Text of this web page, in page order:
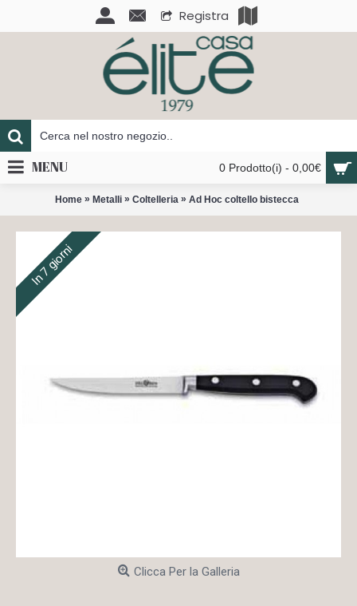
Registra
0 Prodotto(i) - 0,00€
MENU
Home » Metalli » Coltelleria » Ad Hoc coltello bistecca
In 7 giorni
Clicca Per la Galleria